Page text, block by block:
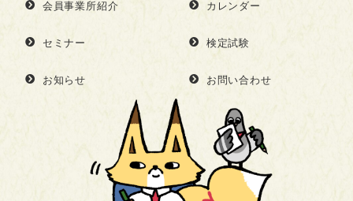
会員事業所紹介 カレンダー
セミナー 検定試験
お知らせ お問い合わせ